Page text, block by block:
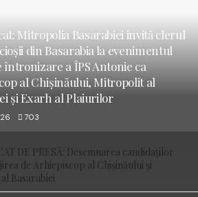
Mitropolia Basarabiei invită clerul
din Basarabia la evenimentul
întronizare a ÎPS Antonie ca
al Chișinăului, Mitropolit al
și Exarh al Plaiurilor
703
DE PRESĂ: Desemnarea candidaţilor
de Arhiepiscop al Chişinăului şi
Basarabiei